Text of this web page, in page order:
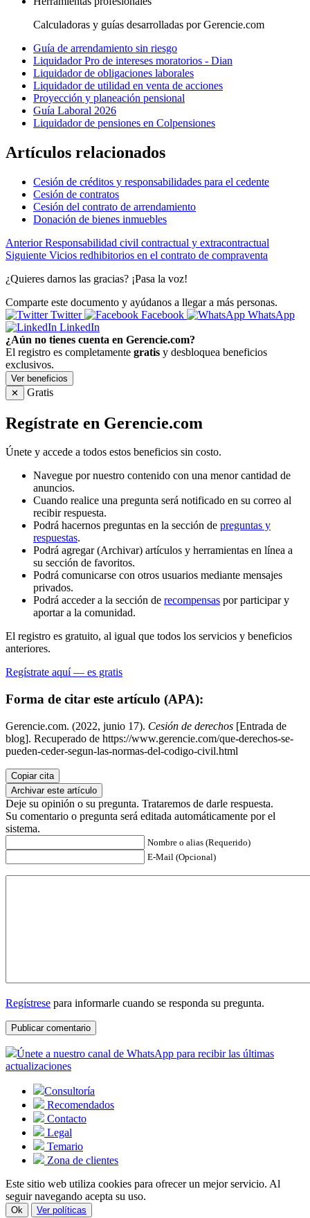
Calculadoras y guías desarrolladas por Gerencie.com
Guía de arrendamiento sin riesgo
Liquidador Pro de intereses moratorios - Dian
Liquidador de obligaciones laborales
Liquidador de utilidad en venta de acciones
Proyección y planeación pensional
Guía Laboral 2026
Liquidador de pensiones en Colpensiones
Artículos relacionados
Cesión de créditos y responsabilidades para el cedente
Cesión de contratos
Cesión del contrato de arrendamiento
Donación de bienes inmuebles
Anterior Responsabilidad civil contractual y extracontractual
Siguiente Vicios redhibitorios en el contrato de compraventa
¿Quieres darnos las gracias? ¡Pasa la voz!
Comparte este documento y ayúdanos a llegar a más personas.
Twitter
Facebook
WhatsApp
LinkedIn
¿Aún no tienes cuenta en Gerencie.com?
El registro es completamente gratis y desbloquea beneficios
exclusivos.
Ver beneficios
✕
Gratis
Regístrate en Gerencie.com
Únete y accede a todos estos beneficios sin costo.
Navegue por nuestro contenido con una menor cantidad de
anuncios.
Cuando realice una pregunta será notificado en su correo al
recibir respuesta.
Podrá hacernos preguntas en la sección de preguntas y
respuestas.
Podrá agregar (Archivar) artículos y herramientas en línea a
su sección de favoritos.
Podrá comunicarse con otros usuarios mediante mensajes
privados.
Podrá acceder a la sección de recompensas por participar y
aportar a la comunidad.
El registro es gratuito, al igual que todos los servicios y beneficios
anteriores.
Regístrate aquí — es gratis
Forma de citar este artículo (APA):
Gerencie.com. (2022, junio 17). Cesión de derechos [Entrada de
blog]. Recuperado de https://www.gerencie.com/que-derechos-se-
pueden-ceder-segun-las-normas-del-codigo-civil.html
Copiar cita
Archivar este artículo
Deje su opinión o su pregunta. Trataremos de darle respuesta.
Su comentario o pregunta será editada automáticamente por el
sistema.
Nombre o alias (Requerido)
E-Mail (Opcional)
Regístrese para informarle cuando se responda su pregunta.
Únete a nuestro canal de WhatsApp para recibir las últimas
actualizaciones
Consultoría
Recomendados
Contacto
Legal
Temario
Zona de clientes
Este sitio web utiliza cookies para ofrecer un mejor servicio. Al
seguir navegando acepta su uso.
Ok Ver políticas